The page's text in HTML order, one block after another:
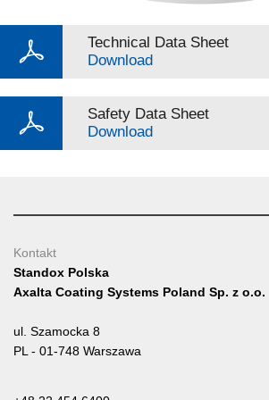
Technical Data Sheet
Download
Safety Data Sheet
Download
Kontakt
Standox Polska
Axalta Coating Systems Poland Sp. z o.o.
ul. Szamocka 8
PL - 01-748 Warszawa